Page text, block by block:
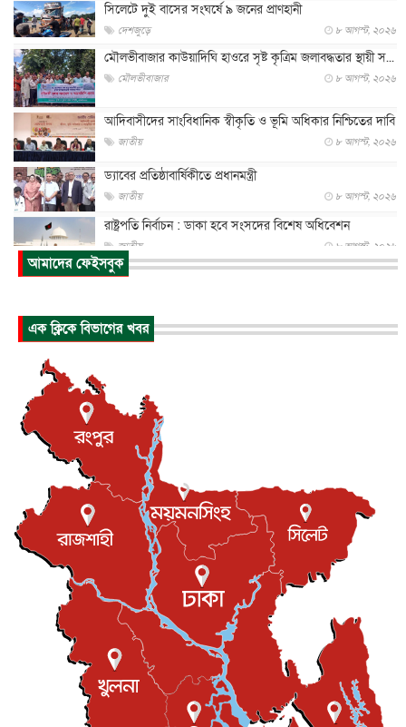
সিলেটে দুই বাসের সংঘর্ষে ৯ জনের প্রাণহানী
দেশজুড়ে ৮ আগস্ট, ২০২৬
মৌলভীবাজার কাউয়াদিঘি হাওরে সৃষ্ট কৃত্রিম জলাবদ্ধতার স্থায়ী স...
মৌলভীবাজার ৮ আগস্ট, ২০২৬
আদিবাসীদের সাংবিধানিক স্বীকৃতি ও ভূমি অধিকার নিশ্চিতের দাবি
জাতীয় ৮ আগস্ট, ২০২৬
ড্যাবের প্রতিষ্ঠাবার্ষিকীতে প্রধানমন্ত্রী
জাতীয় ৮ আগস্ট, ২০২৬
রাষ্ট্রপতি নির্বাচন : ডাকা হবে সংসদের বিশেষ অধিবেশন
জাতীয় ৮ আগস্ট, ২০২৬
প্রধানমন্ত্রীর সঙ্গে সাক্ষাতে খুদে শিল্পী অনুশ্রী রায়ের স্বপ...
পাকিস্তান-তুরস্কের সঙ্গে প্রতিরক্ষা চুক্তি সৌদি আরবকে কতটা ন...
যুক্তরাজ্যে গ্রুমিং কেলেঙ্কারি : পাকিস্তানির অপরাধে অস্বস্তি...
আন্তর্জাতিক
বিরোধ কাটিয়ে কূটনৈতিক সম্পর্ক পুনঃস্থাপন করছে মেক্সিকো ও
আন্তর্জাতিক
এবার ওটিটিতে মুক্তি পেল ‘মালিক’
বিনোদন ৮ আগস্ট, ২০২৬
রিয়ালকে ‘না’ বলা রদ্রির জন্য বার্সার কাছে কত চাইল ম্যানসিটি
খেলাধুলা
শিল্পকলায় চলচ্চিত্র উৎসব, বিনা মূল্যে দেখা যাবে ৬ সিনেমা
বিনোদন ৮ আগস্ট, ২০২৬
ইস্ট লন্ডন মসজিদের জুমার খুতবা : “কুরআন হোক জীবন দেখার
লেন্স...
ইসলাম ও জীবন ৭ আগস্ট, ২০২৬
আমাদের ফেইসবুক
এক ক্লিকে বিভাগের খবর